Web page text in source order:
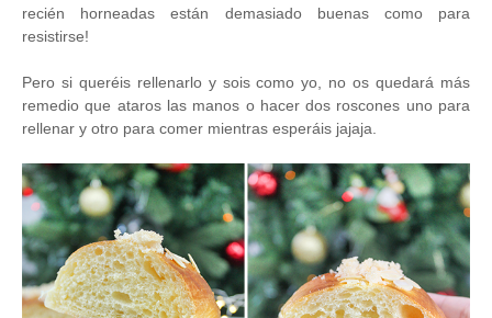
recién horneadas están demasiado buenas como para
resistirse!
Pero si queréis rellenarlo y sois como yo, no os quedará más
remedio que ataros las manos o hacer dos roscones uno para
rellenar y otro para comer mientras esperáis jajaja.